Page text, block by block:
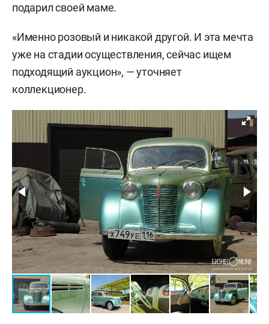
подарил своей маме.
«Именно розовый и никакой другой. И эта мечта
уже на стадии осуществления, сейчас ищем
подходящий аукцион», — уточняет
коллекционер.